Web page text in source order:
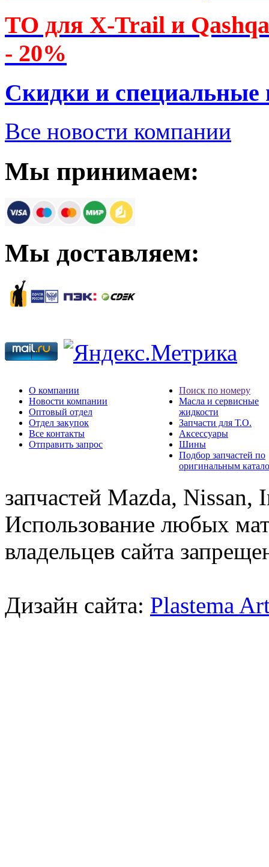
ТО для X-Trail и
- 20%
Скидки и специальные
Все новости компании
Мы принимаем:
Мы доставляем:
О компании
Новости компании
Оптовый отдел
Отдел закупок
Все контакты
Отправить запрос
Поиск по номеру
Масла и сервисные
жидкости
Запчасти для Т.О.
Аксессуары
Шины
Подбор запчастей по
оригинальным
запчастей Mazda,
Использование любых
владельцев сайта
Дизайн сайта: Plastema